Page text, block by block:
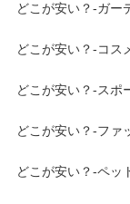
どこが安い？-ガー
どこが安い？-コス
どこが安い？-スポ
どこが安い？-ファ
どこが安い？-ペッ